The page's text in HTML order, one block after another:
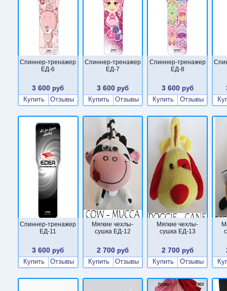
Cпиннер-тренажер
ЕД-6
3 600 руб
Купить
Отзывы
Cпиннер-тренажер
ЕД-7
3 600 руб
Купить
Отзывы
Cпиннер-тренажер
ЕД-8
3 600руб
Купить
Отзывы
Cпиннер-тренажер
ЕД-11
3 600 руб
Купить
Отзывы
Мягкие чехлы-
сушка ЕД-12
2 700 руб
Купить
Отзывы
Мягкие чехлы-
сушка ЕД-13
2 700руб
Купить
Отзывы